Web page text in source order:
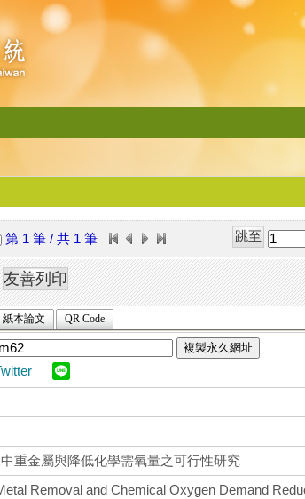
第 1 筆 / 共 1 筆
紙本論文 QR Code
複製永久網址
重金屬與降低化學需氧量之可行性研究
Removal and Chemical Oxygen Demand